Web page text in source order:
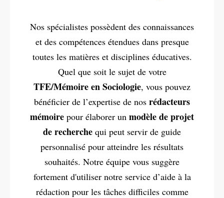
Nos spécialistes possèdent des connaissances
et des compétences étendues dans presque
toutes les matières et disciplines éducatives.
Quel que soit le sujet de votre
TFE/Mémoire en Sociologie, vous pouvez
bénéficier de l’expertise de nos rédacteurs
mémoire pour élaborer un modèle de projet
de recherche qui peut servir de guide
personnalisé pour atteindre les résultats
souhaités. Notre équipe vous suggère
fortement d'utiliser notre service d’aide à la
rédaction pour les tâches difficiles comme